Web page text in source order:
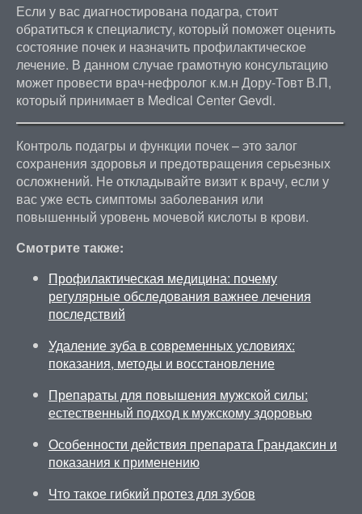
Если у вас диагностирована подагра, стоит
обратиться к специалисту, который поможет оценить
состояние почек и назначить профилактическое
лечение. В данном случае грамотную консультацию
может провести врач-нефролог к.м.н Дору-Товт В.П,
который принимает в Medical Center Gevdi.
Контроль подагры и функции почек – это залог
сохранения здоровья и предотвращения серьезных
осложнений. Не откладывайте визит к врачу, если у
вас уже есть симптомы заболевания или
повышенный уровень мочевой кислоты в крови.
Смотрите также:
Профилактическая медицина: почему
регулярные обследования важнее лечения
последствий
Удаление зуба в современных условиях:
показания, методы и восстановление
Препараты для повышения мужской силы:
естественный подход к мужскому здоровью
Особенности действия препарата Грандаксин и
показания к применению
Что такое гибкий протез для зубов